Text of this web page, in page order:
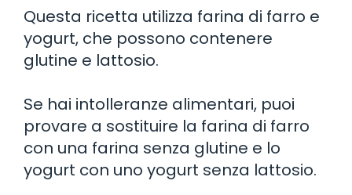
Questa ricetta utilizza farina di farro e
yogurt, che possono contenere
glutine e lattosio.
Se hai intolleranze alimentari, puoi
provare a sostituire la farina di farro
con una farina senza glutine e lo
yogurt con uno yogurt senza lattosio.